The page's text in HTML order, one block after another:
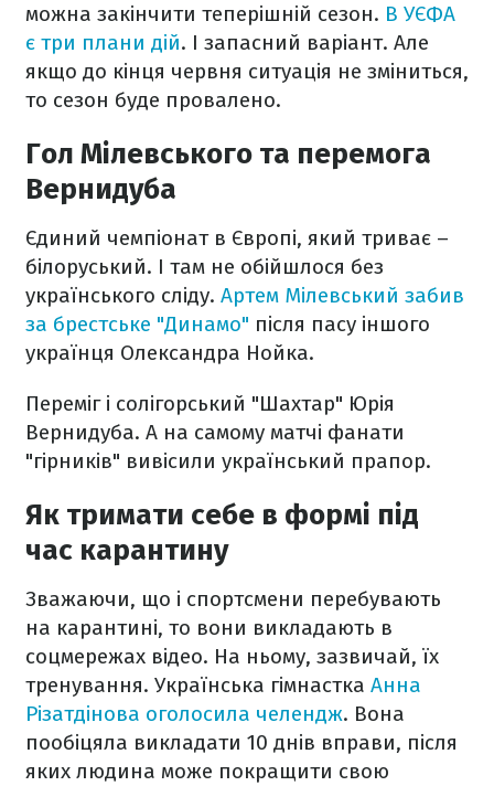
можна закінчити теперішній сезон. В УЄФА
є три плани дій. І запасний варіант. Але
якщо до кінця червня ситуація не зміниться,
то сезон буде провалено.
Гол Мілевського та перемога
Вернидуба
Єдиний чемпіонат в Європі, який триває –
білоруський. І там не обійшлося без
українського сліду. Артем Мілевський забив
за брестське "Динамо" після пасу іншого
українця Олександра Нойка.
Переміг і солігорський "Шахтар" Юрія
Вернидуба. А на самому матчі фанати
"гірників" вивісили український прапор.
Як тримати себе в формі під
час карантину
Зважаючи, що і спортсмени перебувають
на карантині, то вони викладають в
соцмережах відео. На ньому, зазвичай, їх
тренування. Українська гімнастка Анна
Різатдінова оголосила челендж. Вона
пообіцяла викладати 10 днів вправи, після
яких людина може покращити свою